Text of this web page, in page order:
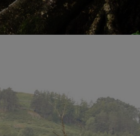
todo el mundo con los más diversos